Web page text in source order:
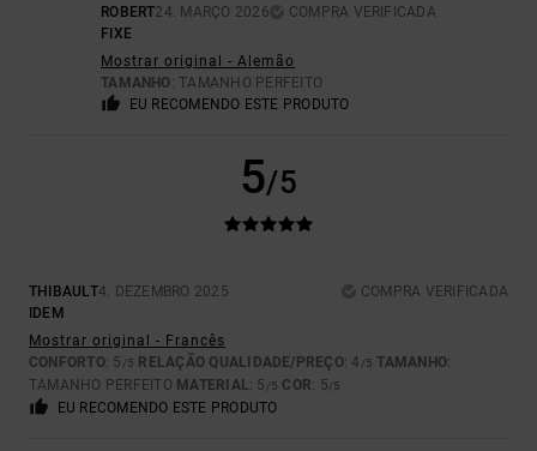
ROBERT24. MARÇO 2026
COMPRA VERIFICADA
FIXE
Mostrar original - Alemão
TAMANHO: TAMANHO PERFEITO
EU RECOMENDO ESTE PRODUTO
5/5
THIBAULT4. DEZEMBRO 2025
COMPRA VERIFICADA
IDEM
Mostrar original - Francês
CONFORTO: 5 /5 RELAÇÃO QUALIDADE/PREÇO: 4 /5 TAMANHO:
TAMANHO PERFEITO MATERIAL: 5 /5 COR: 5/5
EU RECOMENDO ESTE PRODUTO